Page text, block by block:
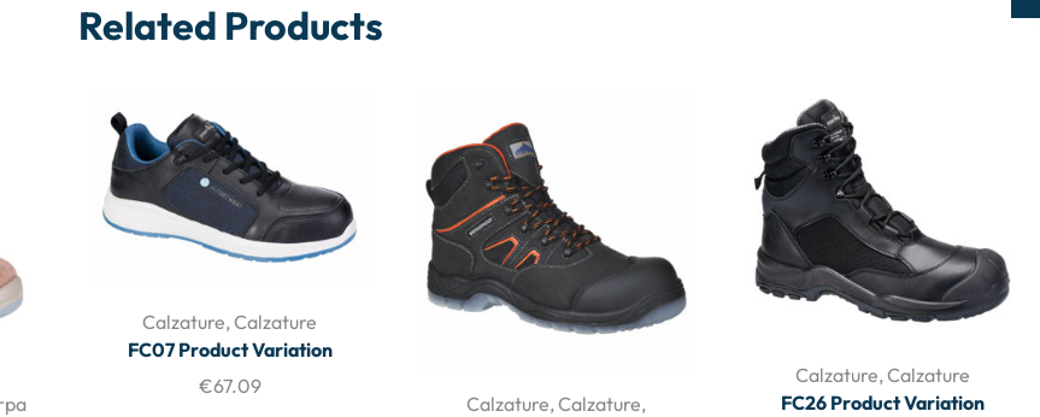
Related Products
Calzature,Calzature
FC07 Product Variation
€67.09
Calzature,Calzature,
Calzature,Calzature
FC26 Product Variation